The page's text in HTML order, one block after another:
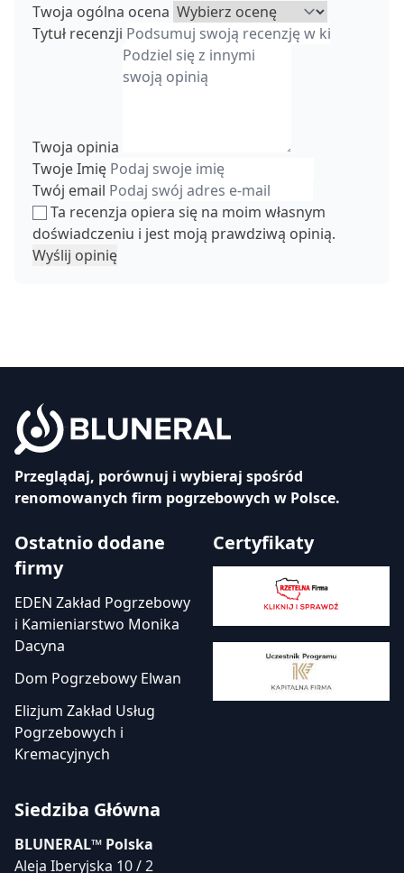
Twoja ogólna ocena
Tytuł recenzji
Twoja opinia
Twoje Imię
Twój email
Ta recenzja opiera się na moim własnym
doświadczeniu i jest moją prawdziwą opinią.
Wyślij opinię
Przeglądaj, porównuj i wybieraj spośród
renomowanych firm pogrzebowych w Polsce.
Ostatnio dodane
firmy
EDEN Zakład Pogrzebowy
i Kamieniarstwo Monika
Dacyna
Dom Pogrzebowy Elwan
Elizjum Zakład Usług
Pogrzebowych i
Kremacyjnych
Certyfikaty
Siedziba Główna
BLUNERAL™ Polska
Aleja Iberyjska 10 / 2